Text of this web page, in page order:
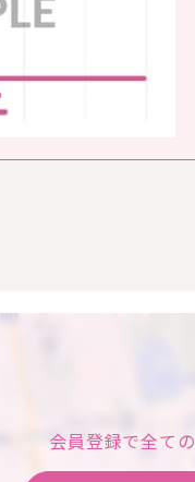
会員登録で全ての